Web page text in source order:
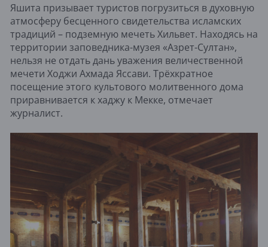
Яшита призывает туристов погрузиться в духовную
атмосферу бесценного свидетельства исламских
традиций – подземную мечеть Хильвет. Находясь на
территории заповедника-музея «Азрет-Султан»,
нельзя не отдать дань уважения величественной
мечети Ходжи Ахмада Яссави. Трёхкратное
посещение этого культового молитвенного дома
приравнивается к хаджу к Мекке, отмечает
журналист.